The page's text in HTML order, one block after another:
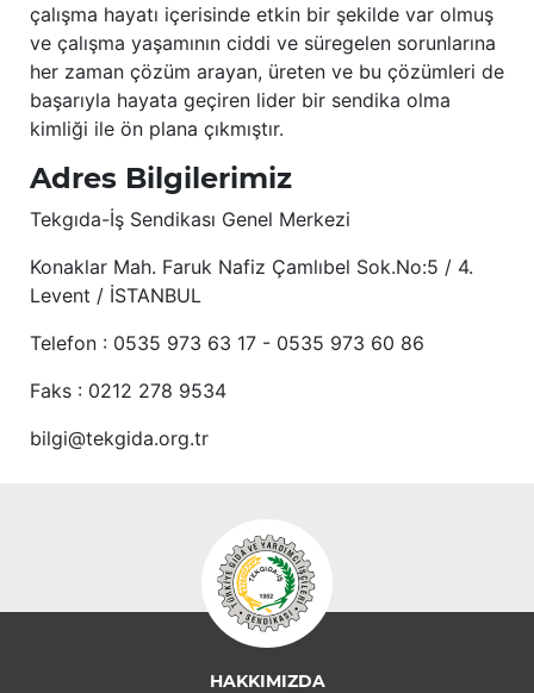
çalışma hayatı içerisinde etkin bir şekilde var olmuş
ve çalışma yaşamının ciddi ve süregelen sorunlarına
her zaman çözüm arayan, üreten ve bu çözümleri de
başarıyla hayata geçiren lider bir sendika olma
kimliği ile ön plana çıkmıştır.
Adres Bilgilerimiz
Tekgıda-İş Sendikası Genel Merkezi
Konaklar Mah. Faruk Nafiz Çamlıbel Sok.No:5 / 4.
Levent / İSTANBUL
Telefon : 0535 973 63 17 - 0535 973 60 86
Faks : 0212 278 9534
bilgi@tekgida.org.tr
HAKKIMIZDA